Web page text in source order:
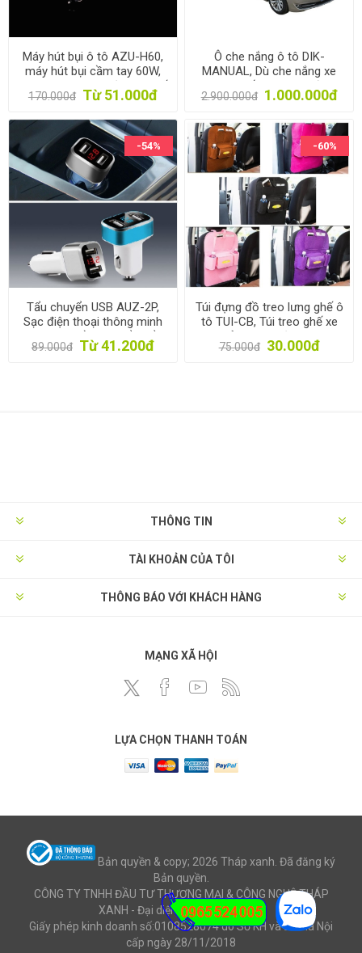
Máy hút bụi ô tô AZU-H60,
máy hút bụi cầm tay 60W,
Máy hút bụi mini vệ sinh ghế
xe hơi
170.000đ Từ 51.000đ
Ô che nắng ô tô DIK-
MANUAL, Dù che nắng xe
hơi cao cấp dùng tay đóng
mở Dingku
2.900.000đ 1.000.000đ
-54%
Tẩu chuyển USB AUZ-2P,
Sạc điện thoại thông minh
trên ô tô, Đầu chuyển Tẩu
sạc sang USB xe hơi
89.000đ Từ 41.200đ
-60%
Túi đựng đồ treo lưng ghế ô
tô TUI-CB, Túi treo ghế xe
hơi Vải không dệt, Túi sau
ghế xe đa năng
75.000đ 30.000đ
THÔNG TIN
TÀI KHOẢN CỦA TÔI
THÔNG BÁO VỚI KHÁCH HÀNG
MẠNG XÃ HỘI
LỰA CHỌN THANH TOÁN
Bản quyền & copy; 2026 Tháp xanh. Đã đăng ký
Bản quyền.
CÔNG TY TNHH ĐẦU TƯ THƯƠNG MẠI & CÔNG NGHỆ THÁP
XANH - Đại diện: Ông Mai Văn Cử
Giấy phép kinh doanh số:0108528074 do Sở KH và ĐT Hà Nội
cấp ngày 28/11/2018